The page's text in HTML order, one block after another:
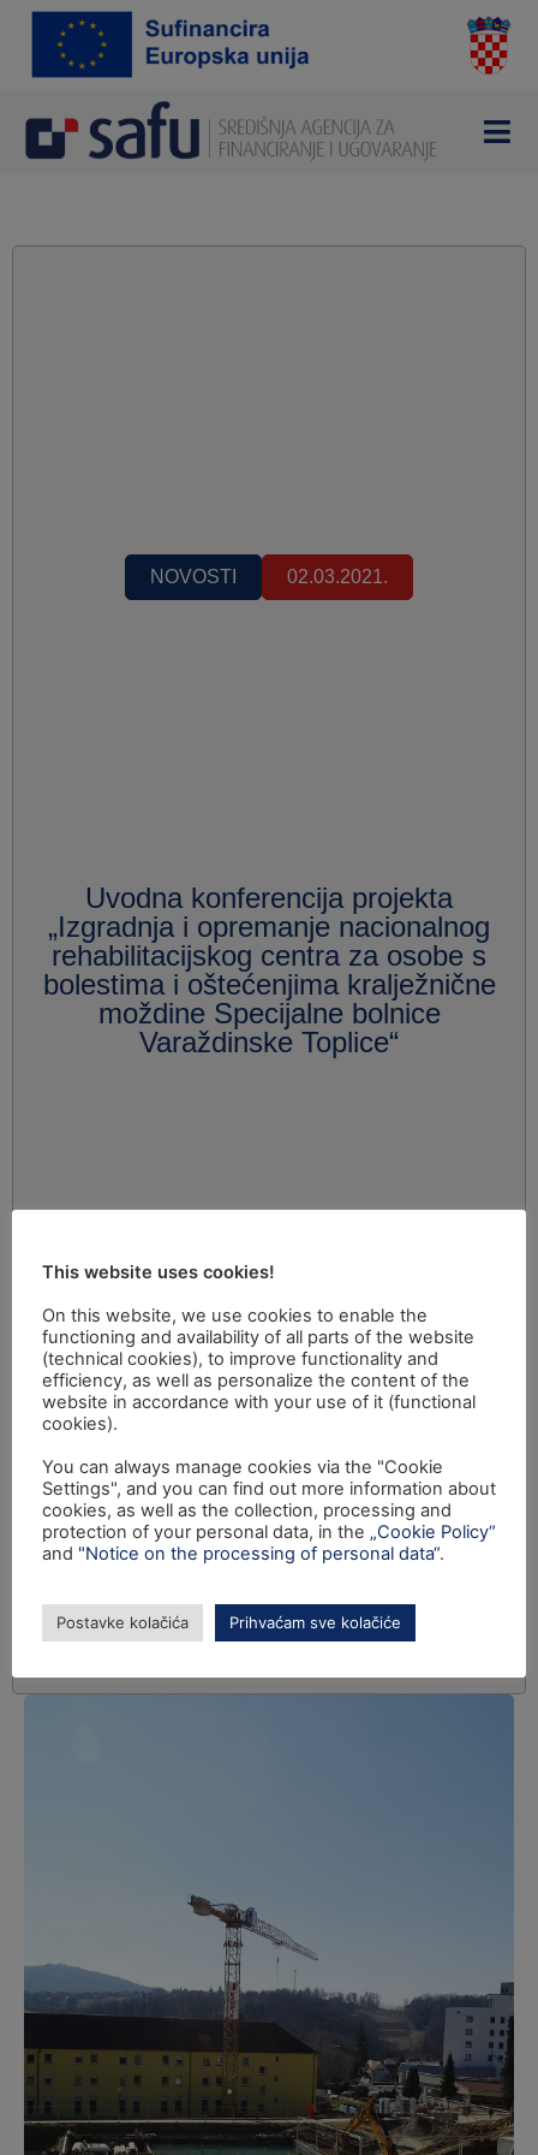
NOVOSTI 02.03.2021.
Uvodna konferencija projekta
„Izgradnja i opremanje nacionalnog
rehabilitacijskog centra za osobe s
bolestima i oštećenjima kralježnične
moždine Specijalne bolnice
Varaždinske Toplice“
This website uses cookies!
On this website, we use cookies to enable the
functioning and availability of all parts of the website
(technical cookies), to improve functionality and
efficiency, as well as personalize the content of the
website in accordance with your use of it (functional
cookies).
You can always manage cookies via the "Cookie
Settings", and you can find out more information about
cookies, as well as the collection, processing and
protection of your personal data, in the „Cookie Policy“
and "Notice on the processing of personal data“.
Postavke kolačića Prihvaćam sve kolačiće